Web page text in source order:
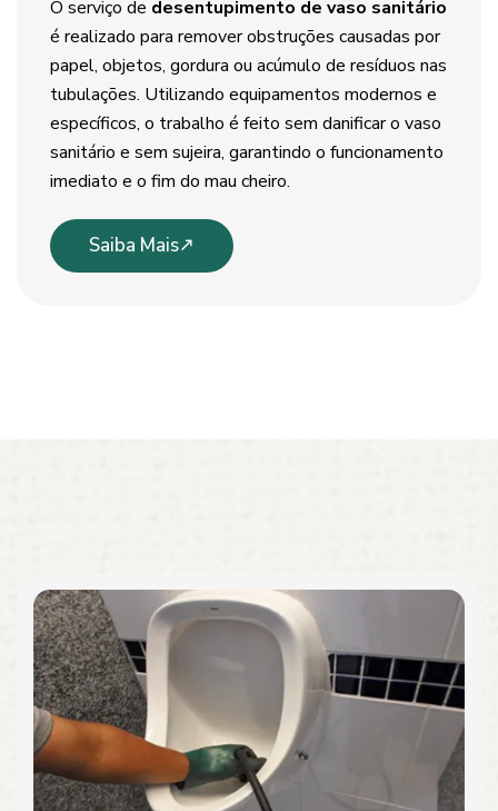
O serviço de desentupimento de vaso sanitário
é realizado para remover obstruções causadas por
papel, objetos, gordura ou acúmulo de resíduos nas
tubulações. Utilizando equipamentos modernos e
específicos, o trabalho é feito sem danificar o vaso
sanitário e sem sujeira, garantindo o funcionamento
imediato e o fim do mau cheiro.
Saiba Mais